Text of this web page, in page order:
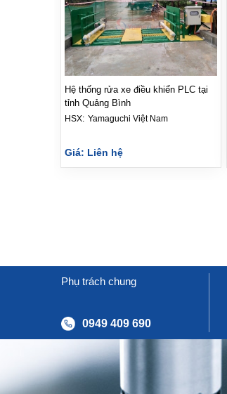
Hệ thống rửa xe điều khiển PLC tại
tỉnh Quảng Bình
Yamaguchi Việt Nam
Giá: Liên hệ
Phụ trách chung
0949 409 690